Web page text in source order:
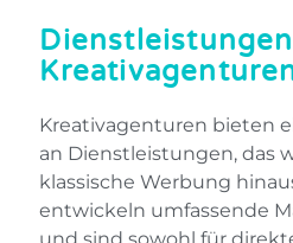
Kreativagenturen bieten
an Dienstleistungen, das
klassische Werbung
entwickeln umfassende